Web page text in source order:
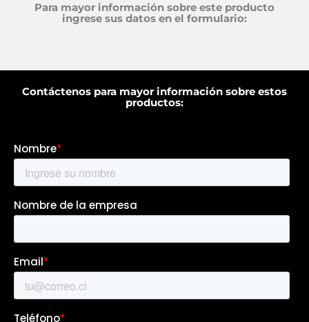
Para mayor información sobre este producto
ingrese sus datos en el formulario:
Contáctenos para mayor información sobre estos
productos: